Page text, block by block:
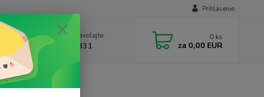
Prihlásenie
Neviete si rady? Zavolajte.
+421 905 615 831
0 ks
za 0,00 EUR
OfficeJet G95